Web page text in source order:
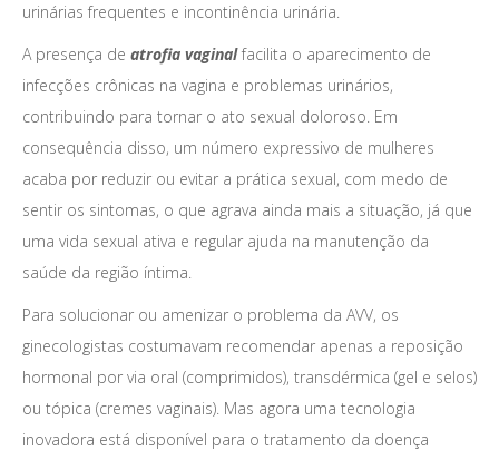
urinárias frequentes e incontinência urinária.
A presença de atrofia vaginal facilita o aparecimento de
infecções crônicas na vagina e problemas urinários,
contribuindo para tornar o ato sexual doloroso. Em
consequência disso, um número expressivo de mulheres
acaba por reduzir ou evitar a prática sexual, com medo de
sentir os sintomas, o que agrava ainda mais a situação, já que
uma vida sexual ativa e regular ajuda na manutenção da
saúde da região íntima.
Para solucionar ou amenizar o problema da AVV, os
ginecologistas costumavam recomendar apenas a reposição
hormonal por via oral (comprimidos), transdérmica (gel e selos)
ou tópica (cremes vaginais). Mas agora uma tecnologia
inovadora está disponível para o tratamento da doença